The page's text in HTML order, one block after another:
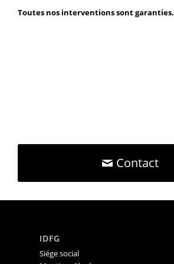
Toutes nos interventions sont garanties.
Contact
IDFG
Siége social